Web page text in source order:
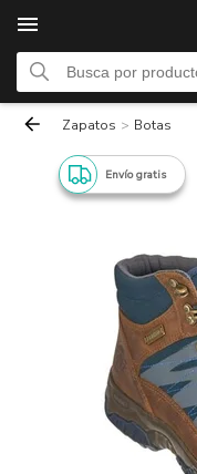
Zapatos > Botas
Envío gratis